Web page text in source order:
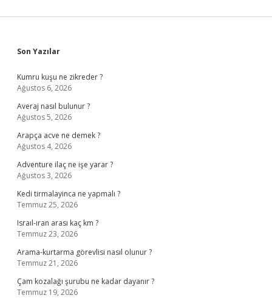
Sidebar
Son Yazılar
Kumru kuşu ne zikreder ?
Ağustos 6, 2026
Averaj nasıl bulunur ?
Ağustos 5, 2026
Arapça acve ne demek ?
Ağustos 4, 2026
Adventure ilaç ne işe yarar ?
Ağustos 3, 2026
Kedi tirmalayinca ne yapmalı ?
Temmuz 25, 2026
Israıl-ıran arası kaç km ?
Temmuz 23, 2026
Arama-kurtarma görevlisi nasıl olunur ?
Temmuz 21, 2026
Çam kozalağı şurubu ne kadar dayanır ?
Temmuz 19, 2026